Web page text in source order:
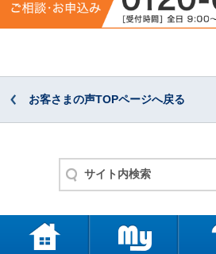
お客さまの声TOPページへ戻る